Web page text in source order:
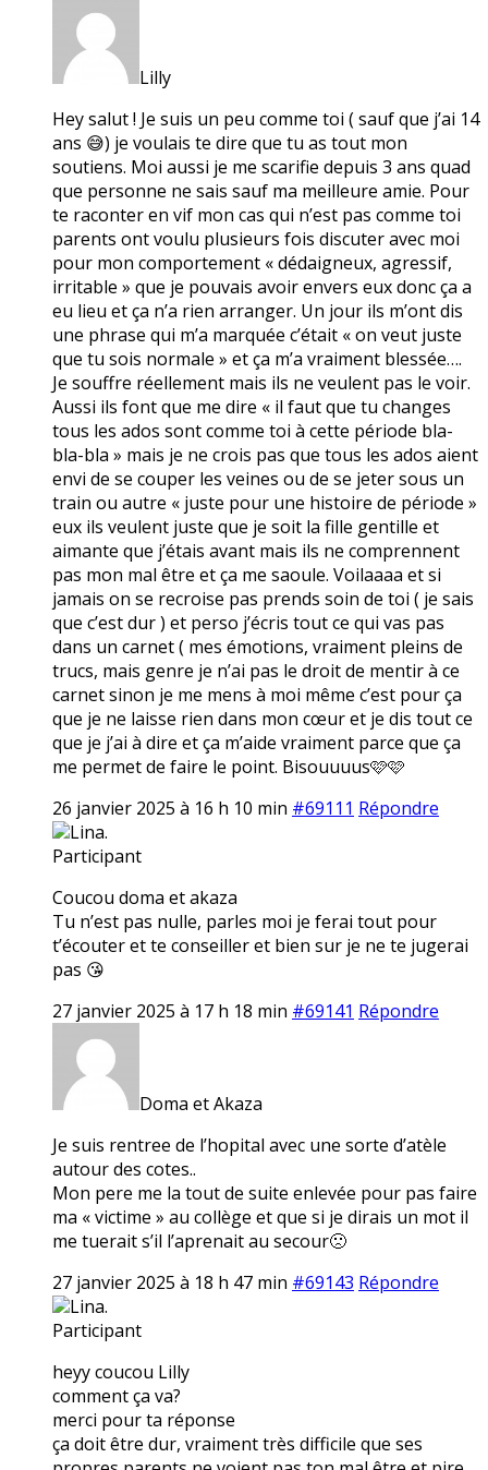
Lilly
Hey salut ! Je suis un peu comme toi ( sauf que j’ai 14
ans 😅) je voulais te dire que tu as tout mon
soutiens. Moi aussi je me scarifie depuis 3 ans quad
que personne ne sais sauf ma meilleure amie. Pour
te raconter en vif mon cas qui n’est pas comme toi
parents ont voulu plusieurs fois discuter avec moi
pour mon comportement « dédaigneux, agressif,
irritable » que je pouvais avoir envers eux donc ça a
eu lieu et ça n’a rien arranger. Un jour ils m’ont dis
une phrase qui m’a marquée c’était « on veut juste
que tu sois normale » et ça m’a vraiment blessée….
Je souffre réellement mais ils ne veulent pas le voir.
Aussi ils font que me dire « il faut que tu changes
tous les ados sont comme toi à cette période bla-
bla-bla » mais je ne crois pas que tous les ados aient
envi de se couper les veines ou de se jeter sous un
train ou autre « juste pour une histoire de période »
eux ils veulent juste que je soit la fille gentille et
aimante que j’étais avant mais ils ne comprennent
pas mon mal être et ça me saoule. Voilaaaa et si
jamais on se recroise pas prends soin de toi ( je sais
que c’est dur ) et perso j’écris tout ce qui vas pas
dans un carnet ( mes émotions, vraiment pleins de
trucs, mais genre je n’ai pas le droit de mentir à ce
carnet sinon je me mens à moi même c’est pour ça
que je ne laisse rien dans mon cœur et je dis tout ce
que je j’ai à dire et ça m’aide vraiment parce que ça
me permet de faire le point. Bisouuuus🩷🩷
26 janvier 2025 à 16 h 10 min #69111 Répondre
Lina.
Participant
Coucou doma et akaza
Tu n’est pas nulle, parles moi je ferai tout pour
t’écouter et te conseiller et bien sur je ne te jugerai
pas 😘
27 janvier 2025 à 17 h 18 min #69141 Répondre
Doma et Akaza
Je suis rentree de l’hopital avec une sorte d’atèle
autour des cotes..
Mon pere me la tout de suite enlevée pour pas faire
ma « victime » au collège et que si je dirais un mot il
me tuerait s’il l’aprenait au secour🙁
27 janvier 2025 à 18 h 47 min #69143 Répondre
Lina.
Participant
heyy coucou Lilly
comment ça va?
merci pour ta réponse
ça doit être dur, vraiment très difficile que ses